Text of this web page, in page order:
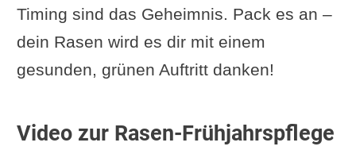
Timing sind das Geheimnis. Pack es an –
dein Rasen wird es dir mit einem
gesunden, grünen Auftritt danken!
Video zur Rasen-Frühjahrspflege